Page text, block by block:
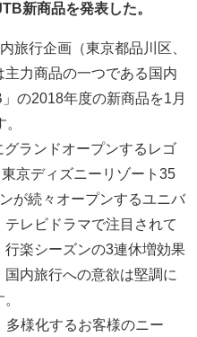
新商品を発表した。
旅行企画（東京都品川区、
力商品の一つである国内
の2018年度の新商品を1月
ランドオープンするレゴ
京ディズニーリゾート35
が続々オープンするユニバ
レビドラマで注目されて
楽シーズンの3連休増効果
国内旅行への意欲は堅調に
様化するお客様のニー